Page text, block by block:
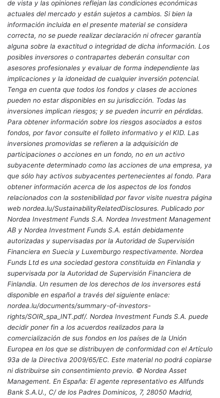
de vista y las opiniones reflejan las condiciones económicas
actuales del mercado y están sujetos a cambios. Si bien la
información incluida en el presente material se considera
correcta, no se puede realizar declaración ni ofrecer garantía
alguna sobre la exactitud o integridad de dicha información. Los
posibles inversores o contrapartes deberán consultar con
asesores profesionales y evaluar de forma independiente las
implicaciones y la idoneidad de cualquier inversión potencial.
Tenga en cuenta que todos los fondos y clases de acciones
pueden no estar disponibles en su jurisdicción. Todas las
inversiones implican riesgos; y se pueden incurrir en pérdidas.
Para obtener información sobre los riesgos asociados a estos
fondos, por favor consulte el folleto informativo y el KID. Las
inversiones promovidas se refieren a la adquisición de
participaciones o acciones en un fondo, no en un activo
subyacente determinado como las acciones de una empresa, ya
que sólo hay activos subyacentes pertenecientes al fondo. Para
obtener información acerca de los aspectos de los fondos
relacionados con la sostenibilidad por favor visite nuestra página
web nordea.lu/SustainabilityRelatedDisclosures. Publicado por
Nordea Investment Funds S.A. Nordea Investment Management
AB y Nordea Investment Funds S.A. están debidamente
autorizadas y supervisadas por la Autoridad de Supervisión
Financiera en Suecia y Luxemburgo respectivamente. Nordea
Funds Ltd es una sociedad gestora constituida en Finlandia y
supervisada por la Autoridad de Supervisión Financiera de
Finlandia. Un resumen de los derechos de los inversores está
disponible en español a través del siguiente enlace:
nordea.lu/documents/summary-of-investors-
rights/SOIR_spa_INT.pdf/. Nordea Investment Funds S.A. puede
decidir poner fin a los acuerdos realizados para la
comercialización de sus fondos en los países de la Unión
Europea en los que se distribuyen de conformidad con el Artículo
93a de la Directiva 2009/65/EC. Este material no podrá copiarse
ni distribuirse sin consentimiento previo. © Nordea Asset
Management. En España: El agente representativo es Allfunds
Bank S.A.U., C/ de los Padres Dominicos, 7, 28050 Madrid,